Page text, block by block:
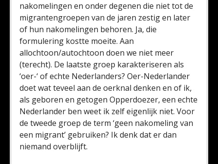
nakomelingen en onder degenen die niet tot de
migrantengroepen van de jaren zestig en later
of hun nakomelingen behoren. Ja, die
formulering kostte moeite. Aan
allochtoon/autochtoon doen we niet meer
(terecht). De laatste groep karakteriseren als
‘oer-‘ of echte Nederlanders? Oer-Nederlander
doet wat teveel aan de oerknal denken en of ik,
als geboren en getogen Opperdoezer, een echte
Nederlander ben weet ik zelf eigenlijk niet. Voor
de tweede groep de term ‘geen nakomeling van
een migrant’ gebruiken? Ik denk dat er dan
niemand overblijft.